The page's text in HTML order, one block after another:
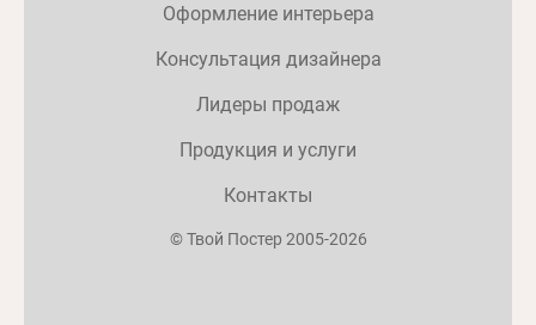
© Твой Постер 2005-2026
Оформление интерьера
Консультация дизайнера
Лидеры продаж
Продукция и услуги
Контакты